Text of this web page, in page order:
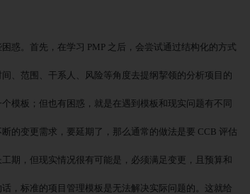
惑。首先，在学习 PMP 之后，会尝试通过结构化的方式
、范围、干系人、风险等角度去提纲挈领的分析项目的
模板；但也有困惑，就是在遇到模板和现实问题有不同
的变更需求，要延期了，那么通常的做法是要 CCB 评估
期，但现实情况很有可能是，必须满足变更，且预算和
，标准的项目管理模板是无法解决实际问题的。这就给